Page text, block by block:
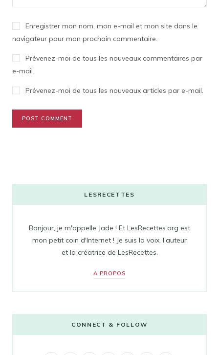
Enregistrer mon nom, mon e-mail et mon site dans le
navigateur pour mon prochain commentaire.
Prévenez-moi de tous les nouveaux commentaires par
e-mail.
Prévenez-moi de tous les nouveaux articles par e-mail.
LESRECETTES
Bonjour, je m'appelle Jade ! Et LesRecettes.org est
mon petit coin d'Internet ! Je suis la voix, l'auteur
et la créatrice de LesRecettes.
A PROPOS
CONNECT & FOLLOW